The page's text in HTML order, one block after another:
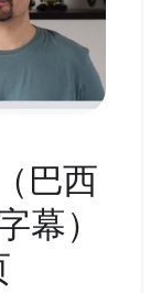
巴西
幕）